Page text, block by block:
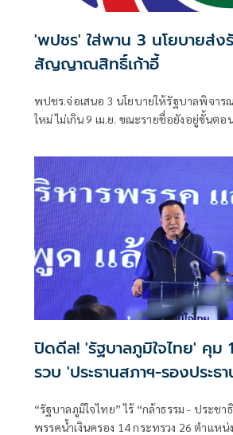
'พปชร' ใส่พาน 3 นโยบายส่ง
สัญญาณสิทธิ์เก้าอี้
พปชร.จ่อเสนอ 3 นโยบายให้รัฐบาลพิจาร
ใหม่ ไม่เกิน 9 เม.ย. ขณะรายชื่อยังอยู่ขั้นต
ปิดดีล! 'รัฐบาลภูมิใจไทย' คุม
รวบ 'ประธานสภาฯ-รองประธ
“รัฐบาลภูมิใจไทย” ไร้ “กล้าธรรม - ประช
พรรคน้ำเงินครอง 14 กระทรวง 26 ตำแหน่